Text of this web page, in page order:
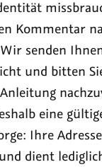
Kommentar
senden
und bitten
eine
Ihre
dient